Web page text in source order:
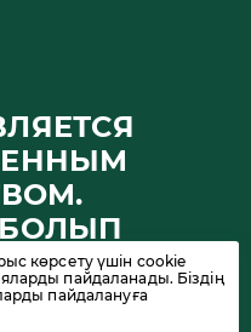
БОЛЫП
көрсету үшін cookie
пайдаланады. Біздің
пайдалануға